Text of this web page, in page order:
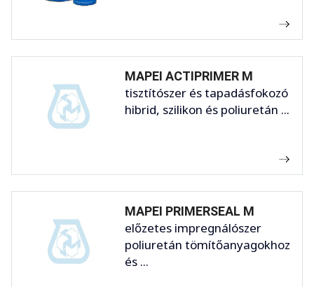
MAPEI ACTIPRIMER M
tisztítószer és tapadásfokozó
hibrid, szilikon és poliuretán ...
MAPEI PRIMERSEAL M
előzetes impregnálószer
poliuretán tömítőanyagokhoz
és ...